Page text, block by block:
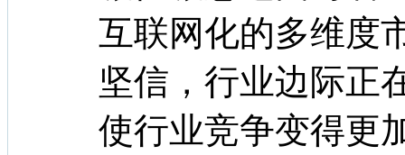
互联网化的多维度
坚信，行业边际正
使行业竞争变得